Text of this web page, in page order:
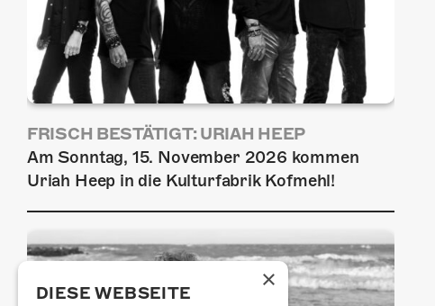
FRISCH BESTÄTIGT: URIAH HEEP
Am Sonntag, 15. November 2026 kommen
Uriah Heep in die Kulturfabrik Kofmehl!
×
DIESE WEBSEITE